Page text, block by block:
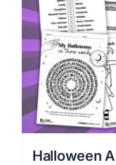
Halloween